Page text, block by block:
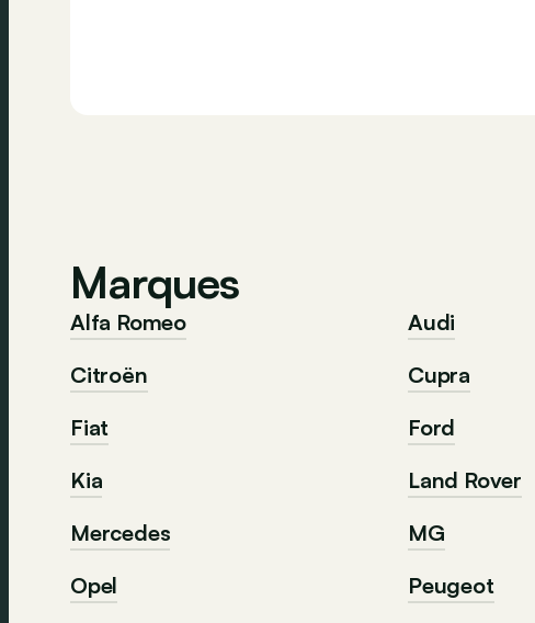
Marques
Alfa Romeo Audi
Citroën
Cupra
Fiat
Ford
Kia
Land Rover
Mercedes
MG
Opel
Peugeot